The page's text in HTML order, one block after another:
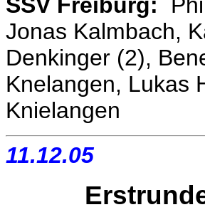
Jonas Kalmbach,
Denkinger (2),
Knelangen, Lukas
Knielangen
11.12.05